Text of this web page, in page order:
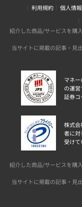
利用規約
個人情
紹介した商品/サービスを購
当サイトに掲載の記事・見
マネー
の運営
証券コ
株式会
者に対
受けて
紹介した商品/サービスを購
当サイトに掲載の記事・見